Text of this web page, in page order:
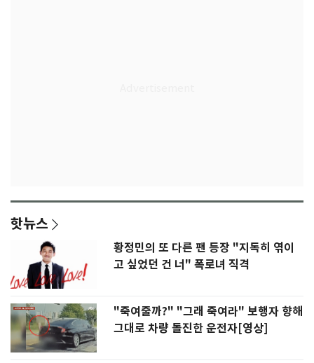
핫뉴스
황정민의 또 다른 팬 등장 "지독히 엮이
고 싶었던 건 너" 폭로녀 직격
"죽여줄까?" "그래 죽여라" 보행자 향해
그대로 차량 돌진한 운전자[영상]